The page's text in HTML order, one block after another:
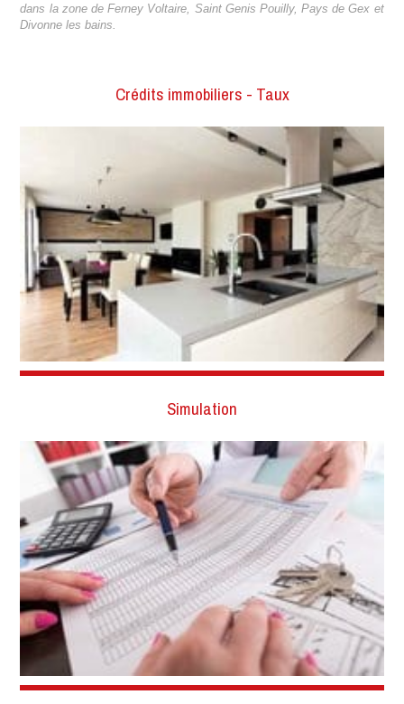
dans la zone de Ferney Voltaire, Saint Genis Pouilly, Pays de Gex et
Divonne les bains.
Crédits immobiliers - Taux
Simulation